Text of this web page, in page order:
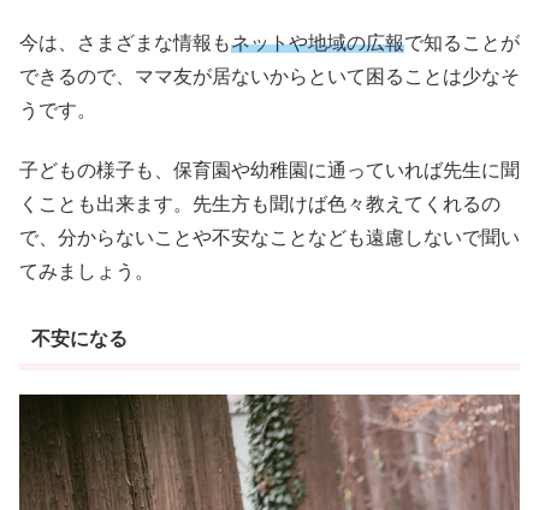
今は、さまざまな情報もネットや地域の広報で知ることが
できるので、ママ友が居ないからといて困ることは少なそ
うです。
子どもの様子も、保育園や幼稚園に通っていれば先生に聞
くことも出来ます。先生方も聞けば色々教えてくれるの
で、分からないことや不安なことなども遠慮しないで聞い
てみましょう。
不安になる